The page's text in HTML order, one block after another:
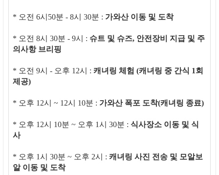
* 오전 6시50분 - 8시 30분 : 가와산 이동 및 도착
* 오전 8시 30분 - 9시 : 슈트 및 슈즈, 안전장비 지급 및 주
의사항 브리핑
* 오전 9시 - 오후 12시 : 캐녀링 체험 (캐녀링 중 간식 1회
제공)
* 오후 12시 ~ 12시 10분 : 가와산 폭포 도착(캐녀링 종료)
* 오후 12시 10분 ~ 오후 1시 30분 : 식사장소 이동 및 식
사
* 오후 1시 30분 ~ 오후 2시 : 캐녀링 사진 전송 및 모알보
알 이동 및 도착